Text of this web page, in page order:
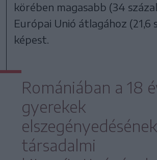
körében magasabb (34
Európai Unió átlagához (21,6
képest.
Romániában a 18
gyerekek
társadalmi